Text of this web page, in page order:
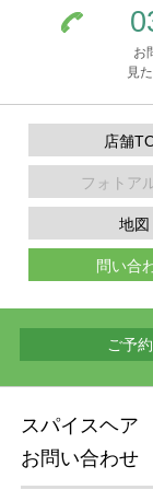
お
見
店舗
フォトア
地図
問い合
ご予約
スパイスヘア
お問い合わせ